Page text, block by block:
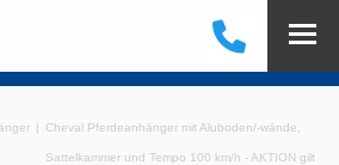
Cheval Pferdeanhänger mit Aluboden/-wände,
Sattelkammer und Tempo 100 km/h - AKTION gilt